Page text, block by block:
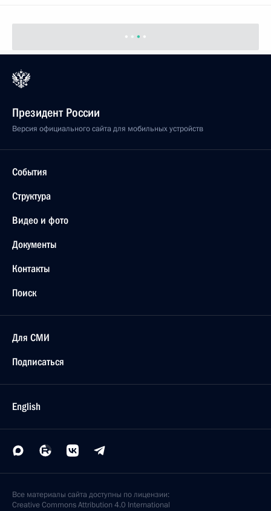
Президент России
Версия официального сайта для мобильных устройств
События
Структура
Видео и фото
Документы
Контакты
Поиск
Для СМИ
Подписаться
English
Все материалы сайта доступны по лицензии:
Creative Commons Attribution 4.0 International